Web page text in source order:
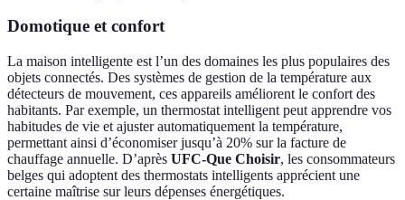
Domotique et confort
La maison intelligente est l’un des domaines les plus populaires des
objets connectés. Des systèmes de gestion de la température aux
détecteurs de mouvement, ces appareils améliorent le confort des
habitants. Par exemple, un thermostat intelligent peut apprendre vos
habitudes de vie et ajuster automatiquement la température,
permettant ainsi d’économiser jusqu’à 20% sur la facture de
chauffage annuelle. D’après UFC-Que Choisir, les consommateurs
belges qui adoptent des thermostats intelligents apprécient une
certaine maîtrise sur leurs dépenses énergétiques.